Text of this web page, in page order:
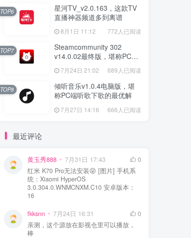
星河TV_v2.0.163，这款TV
直播神器频道多到离谱
8月1日 11:12 772人已阅读
TOP6
Steamcommunity 302
v14.0.02最终版，堪称PC玩
家必备的网络工具箱
7月24日 21:02 689人已阅读
TOP7
倾听音乐v1.0.4电脑版，堪
称PC端听歌下歌的最优解
7月27日 14:16 666人已阅读
TOP8
最近评论
黄玉秀888 7月31日 17:43
0
红米 K70 Pro无法安装😝 [图片] 手机系
统：Xiaomi HyperOS
3.0.304.0.WNMCNXM.C10 安卓版本：
16
fkksnn 7月24日 16:31
0
亲测，这个源放在影视仓里可以播放，
棒